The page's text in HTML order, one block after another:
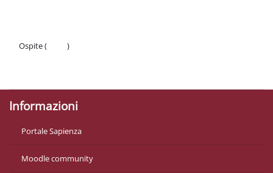
Ospite (
)
Informazioni
Portale Sapienza
Moodle community